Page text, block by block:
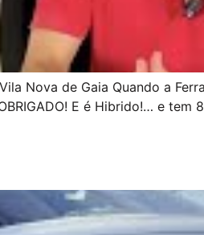
Nova de Gaia Quando a
E é Hibrido!… e tem